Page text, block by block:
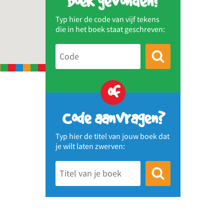
Typ hier de code van vijf tekens
die in het boek staat geschreven:
of
Code aanvragen?
Typ hier de titel van jouw boek dat
je wilt laten zwerven: